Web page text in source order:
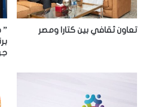
ت
ر
تعاون ثقافي بين كتارا ومصر
”